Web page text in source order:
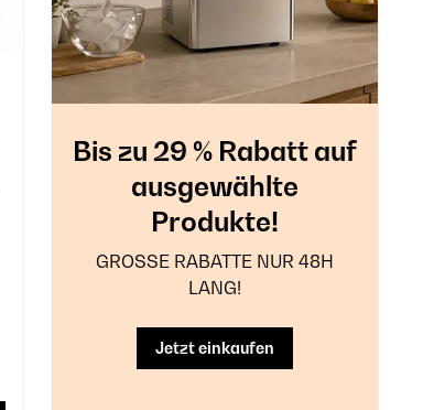
Bis zu 29 % Rabatt auf
ausgewählte
Produkte!
GROSSE RABATTE NUR 48H
LANG!
Jetzt einkaufen